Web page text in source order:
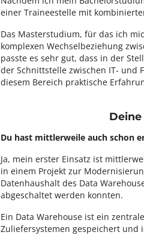
einer Traineestelle mit
Das Masterstudium, für das ich
komplexen Wechselbeziehung
passte es sehr gut, dass in der
der Schnittstelle zwischen IT- und
diesem Bereich praktische
Du hast mittlerweile auch schon
Ja, mein erster Einsatz ist
in einem Projekt zur
Datenhaushalt des Data
abgeschaltet werden konnten.
Ein Data Warehouse ist ein
Zuliefersystemen gespeichert